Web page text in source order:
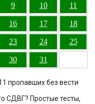
9 10 11
16 17 18
23 24 25
30 31
пропавших без вести
СДВГ? Простые тесты,